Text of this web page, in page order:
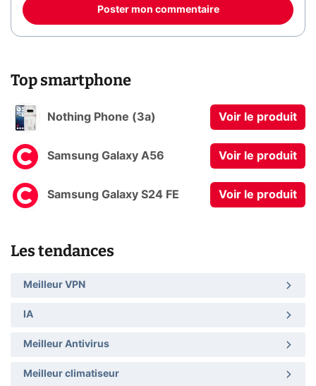
Poster mon commentaire
Top smartphone
Nothing Phone (3a) Voir le produit
Samsung Galaxy A56 Voir le produit
Samsung Galaxy S24 FE Voir le produit
Les tendances
Meilleur VPN
IA
Meilleur Antivirus
Meilleur climatiseur